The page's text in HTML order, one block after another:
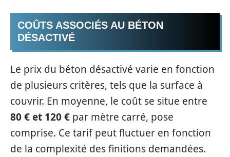
COÛTS ASSOCIÉS AU BÉTON
DÉSACTIVÉ
Le prix du béton désactivé varie en fonction
de plusieurs critères, tels que la surface à
couvrir. En moyenne, le coût se situe entre
80 € et 120 € par mètre carré, pose
comprise. Ce tarif peut fluctuer en fonction
de la complexité des finitions demandées.